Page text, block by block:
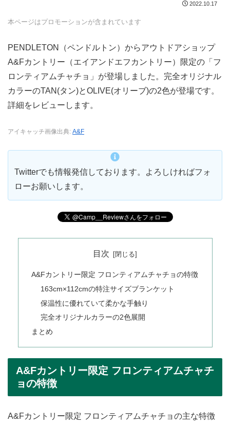
2022.10.17
本ページはプロモーションが含まれています
PENDLETON（ペンドルトン）からアウトドアショップ
A&Fカントリー（エイアンドエフカントリー）限定の「フ
ロンティアムチャチョ」が登場しました。完全オリジナル
カラーのTAN(タン)とOLIVE(オリーブ)の2色が登場です。
詳細をレビューします。
アイキャッチ画像出典: A&F
Twitterでも情報発信しております。よろしければフォ
ローお願いします。
目次
A&Fカントリー限定 フロンティアムチャチョの特徴
163cm×112cmの特注サイズブランケット
保温性に優れていて柔かな手触り
完全オリジナルカラーの2色展開
まとめ
A&Fカントリー限定 フロンティアムチャチ
ョの特徴
A&Fカントリー限定 フロンティアムチャチョの主な特徴